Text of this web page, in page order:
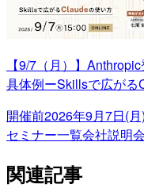
【9/7（月）】
具体例ーSkillsで広がる
開催前2026年9月7日(
セミナー一覧会社説明
関連記事